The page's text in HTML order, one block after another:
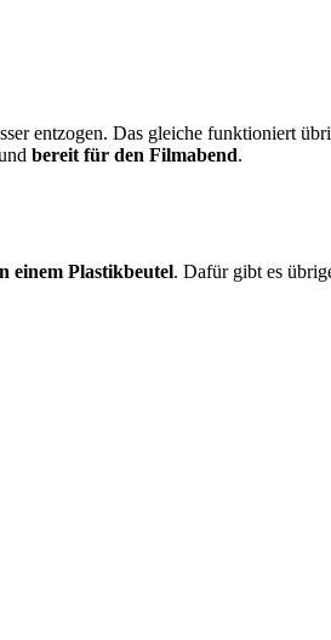
entzogen. Das gleiche funktioniert
bereit für den Filmabend.
einem Plastikbeutel. Dafür gibt es